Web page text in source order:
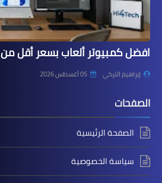
افضل كمبيوتر ألعاب بسعر أقل من 300 دولار في 2026
إبراهيم التركي 05 أغسطس 2026
الصفحات
الصفحة الرئيسية
سياسة الخصوصية